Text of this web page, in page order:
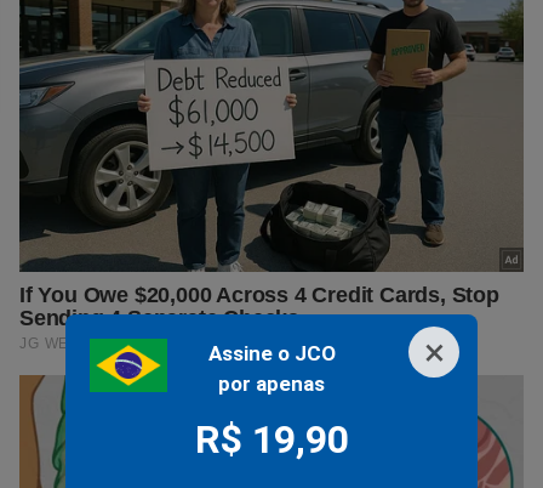
×
Assine o JCO
por apenas
R$ 19,90